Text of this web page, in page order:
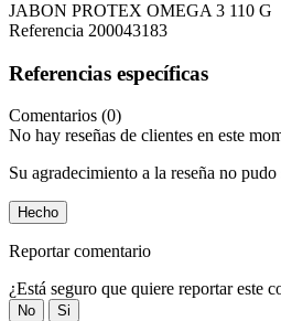
JABON PROTEX OMEGA 3 110 G
Referencia 200043183
Referencias específicas
Comentarios (0)
No hay reseñas de clientes en este
Su agradecimiento a la reseña no
Hecho
Reportar comentario
¿Está seguro que quiere reportar este
No Si